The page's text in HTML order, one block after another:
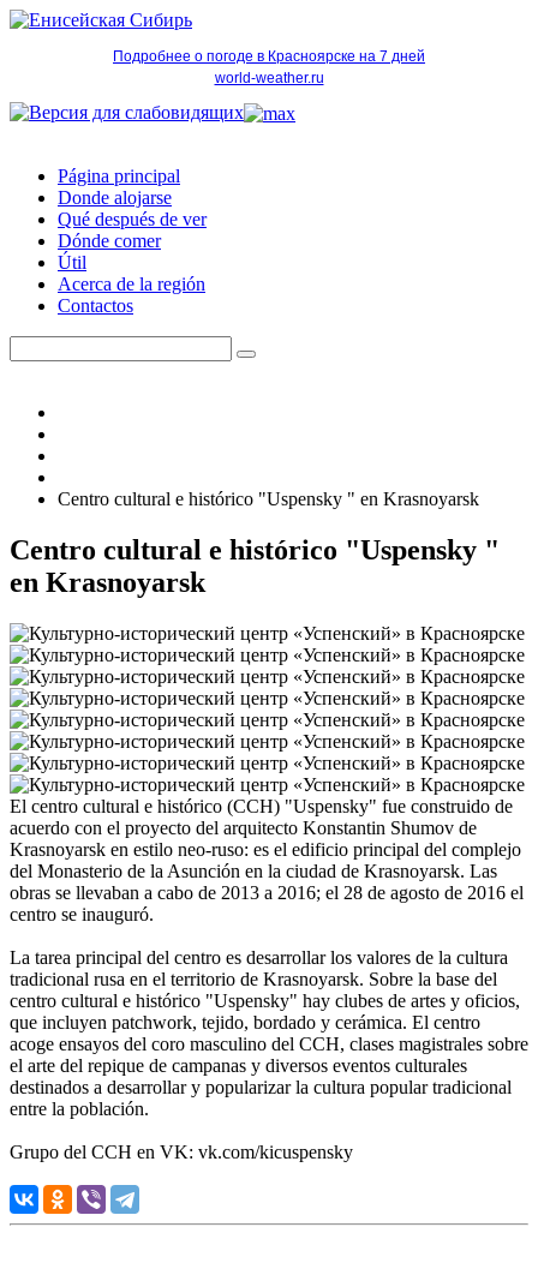
Подробнее о погоде в Красноярске на 7 дней
world-weather.ru
Página principal
Donde alojarse
Qué después de ver
Dónde comer
Útil
Acerca de la región
Contactos
Centro cultural e histórico "Uspensky " en Krasnoyarsk
Centro cultural e histórico "Uspensky "
en Krasnoyarsk
El centro cultural e histórico (CCH) "Uspensky" fue construido de
acuerdo con el proyecto del arquitecto Konstantin Shumov de
Krasnoyarsk en estilo neo-ruso: es el edificio principal del complejo
del Monasterio de la Asunción en la ciudad de Krasnoyarsk. Las
obras se llevaban a cabo de 2013 a 2016; el 28 de agosto de 2016 el
centro se inauguró.
La tarea principal del centro es desarrollar los valores de la cultura
tradicional rusa en el territorio de Krasnoyarsk. Sobre la base del
centro cultural e histórico "Uspensky" hay clubes de artes y oficios,
que incluyen patchwork, tejido, bordado y cerámica. El centro
acoge ensayos del coro masculino del CCH, clases magistrales sobre
el arte del repique de campanas y diversos eventos culturales
destinados a desarrollar y popularizar la cultura popular tradicional
entre la población.
Grupo del CCH en VK: vk.com/kicuspensky